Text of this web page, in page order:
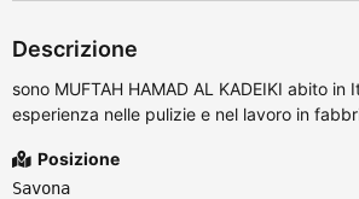
Descrizione
sono MUFTAH HAMAD AL KADEIKI abito in
esperienza nelle pulizie e nel lavoro in
Posizione
Savona